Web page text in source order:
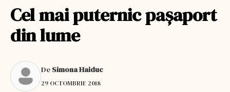
Cel mai puternic pașaport
din lume
De Simona Haiduc
29 OCTOMBRIE 2018